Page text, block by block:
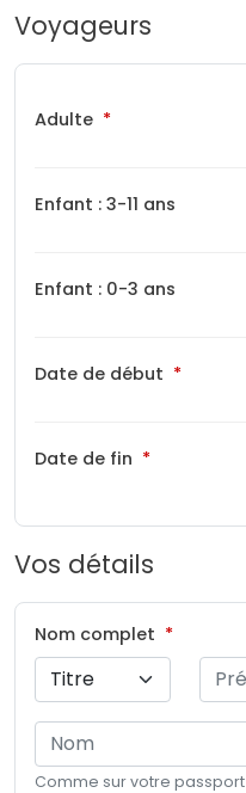
Voyageurs
Adulte
Enfant : 3-11 ans
Enfant : 0-3 ans
Date de début
Date de fin
Vos détails
Nom complet
Comme sur votre passport